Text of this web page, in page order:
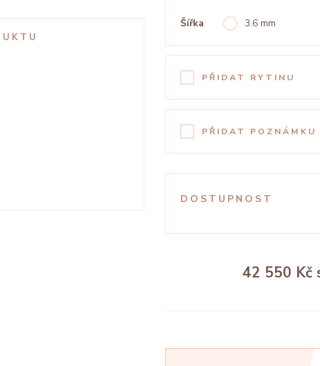
Šířka 3.6 mm
PŘIDAT RYTINU
PŘIDAT POZNÁMKU
DOSTUPNOST
42 550 Kč